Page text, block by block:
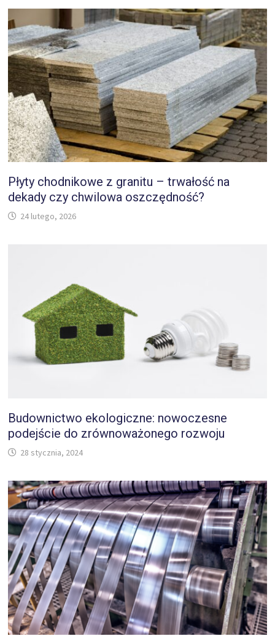
Płyty chodnikowe z granitu – trwałość na
dekady czy chwilowa oszczędność?
24 lutego, 2026
Budownictwo ekologiczne: nowoczesne
podejście do zrównoważonego rozwoju
28 stycznia, 2024